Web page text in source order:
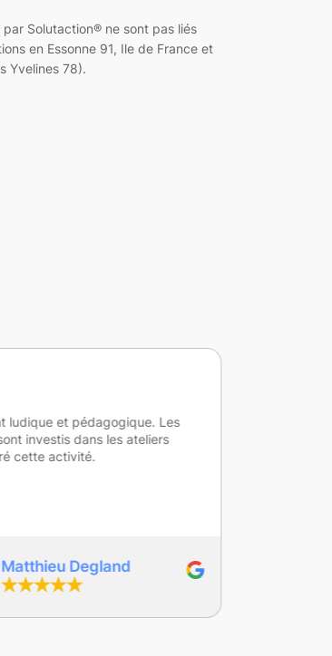
Solutaction® ne sont pas liés
en Essonne 91, Ile de France et
Yvelines 78).
Matthieu Degland
ludique et pédagogique. Les
investis dans les ateliers
cette activité.